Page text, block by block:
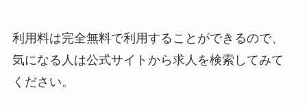
利用料は完全無料で利用することができるので、
気になる人は公式サイトから求人を検索してみて
ください。